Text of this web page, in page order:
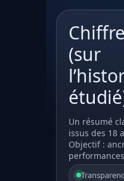
(sur
Un résumé
issus des 18
Objectif :